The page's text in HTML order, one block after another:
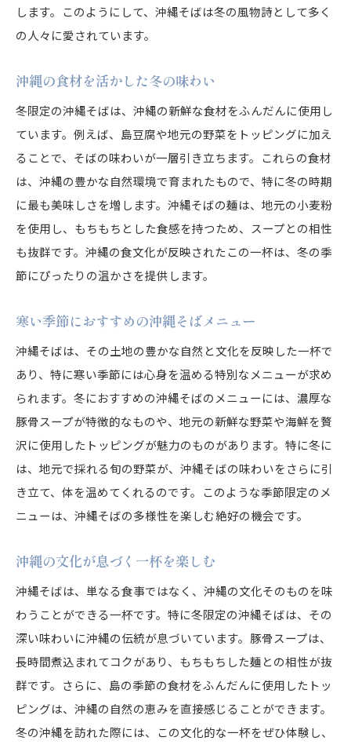
寒暖差に対応する食べ方
季節感を大切にした沖縄そばの魅力
沖縄の豊かな自然と食材
伝統の味を現代に伝える
沖縄の風土と気候が育む味
訪れる価値のある沖縄の冬
地域社会と沖縄そばの関係
沖縄そばで体感する冬の味覚と文化の融合
観光とグルメの融合
文化交流を促進する沖縄そば
沖縄の伝統を未来へ繋ぐ取り組み
します。このようにして、沖縄そばは冬の風物詩として多く
の人々に愛されています。
沖縄の食材を活かした冬の味わい
冬限定の沖縄そばは、沖縄の新鮮な食材をふんだんに使用し
ています。例えば、島豆腐や地元の野菜をトッピングに加え
ることで、そばの味わいが一層引き立ちます。これらの食材
は、沖縄の豊かな自然環境で育まれたもので、特に冬の時期
に最も美味しさを増します。沖縄そばの麺は、地元の小麦粉
を使用し、もちもちとした食感を持つため、スープとの相性
も抜群です。沖縄の食文化が反映されたこの一杯は、冬の季
節にぴったりの温かさを提供します。
寒い季節におすすめの沖縄そばメニュー
沖縄そばは、その土地の豊かな自然と文化を反映した一杯で
あり、特に寒い季節には心身を温める特別なメニューが求め
られます。冬におすすめの沖縄そばのメニューには、濃厚な
豚骨スープが特徴的なものや、地元の新鮮な野菜や海鮮を贅
沢に使用したトッピングが魅力のものがあります。特に冬に
は、地元で採れる旬の野菜が、沖縄そばの味わいをさらに引
き立て、体を温めてくれるのです。このような季節限定のメ
ニューは、沖縄そばの多様性を楽しむ絶好の機会です。
沖縄の文化が息づく一杯を楽しむ
沖縄そばは、単なる食事ではなく、沖縄の文化そのものを味
わうことができる一杯です。特に冬限定の沖縄そばは、その
深い味わいに沖縄の伝統が息づいています。豚骨スープは、
長時間煮込まれてコクがあり、もちもちした麺との相性が抜
群です。さらに、島の季節の食材をふんだんに使用したトッ
ピングは、沖縄の自然の恵みを直接感じることができます。
冬の沖縄を訪れた際には、この文化的な一杯をぜひ体験し、